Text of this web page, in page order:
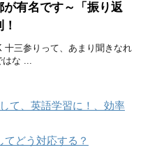
が有名です～「振り返
十三参りって、あまり聞きなれ
はな ...
て、英語学習に！、効率
どう対応する？